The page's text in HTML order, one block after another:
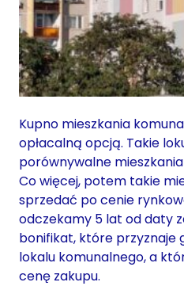
Kupno mieszkania
opłacalną opcją. Takie
porównywalne
Co więcej, potem takie
sprzedać po cenie
odczekamy 5 lat od daty
bonifikat, które przyznaje
lokalu komunalnego, a
cenę zakupu.